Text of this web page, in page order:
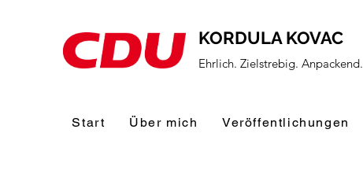
KORDULA KOVAC
Ehrlich. Zielstrebig. Anpackend.
Start Über mich Veröffentlichungen